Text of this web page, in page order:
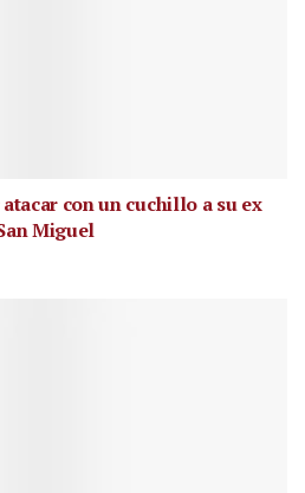
con un cuchillo a su ex
Miguel